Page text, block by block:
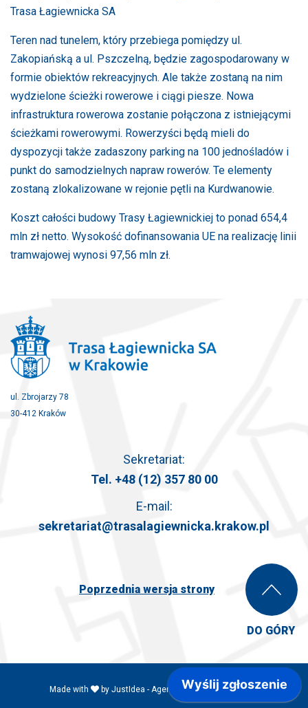
Trasa Łagiewnicka SA
Teren nad tunelem, który przebiega pomiędzy ul.
Zakopiańską a ul. Pszczelną, będzie zagospodarowany w
formie obiektów rekreacyjnych. Ale także zostaną na nim
wydzielone ścieżki rowerowe i ciągi piesze. Nowa
infrastruktura rowerowa zostanie połączona z istniejącymi
ścieżkami rowerowymi. Rowerzyści będą mieli do
dyspozycji także zadaszony parking na 100 jednośladów i
punkt do samodzielnych napraw rowerów. Te elementy
zostaną zlokalizowane w rejonie pętli na Kurdwanowie.
Koszt całości budowy Trasy Łagiewnickiej to ponad 654,4
mln zł netto. Wysokość dofinansowania UE na realizację linii
tramwajowej wynosi 97,56 mln zł.
ul. Zbrojarzy 78
30-412 Kraków
Sekretariat:
Tel. +48 (12) 357 80 00
E-mail:
sekretariat@trasalagiewnicka.krakow.pl
Poprzednia wersja strony
DO GÓRY
Made with by JustIdea - Agencja Reklamowa Kraków